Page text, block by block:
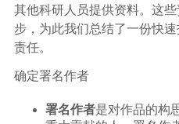
其他科研人员提供资料。这
步，为此我们总结了一份快
责任。
确定署名作者
署名作者是对作品的构